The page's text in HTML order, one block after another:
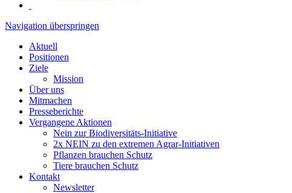
Navigation überspringen
Aktuell
Positionen
Ziele
Mission
Über uns
Mitmachen
Presseberichte
Vergangene Aktionen
Nein zur Biodiversitäts-Initiative
2x NEIN zu den extremen Agrar-Initiativen
Pflanzen brauchen Schutz
Tiere brauchen Schutz
Kontakt
Newsletter